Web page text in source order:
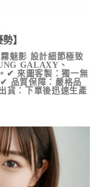
】
魅影 設計細節極致
GALAXY、
✔ 來圖客製：獨一無
品質保障：嚴格品
貨：下單後迅速生產